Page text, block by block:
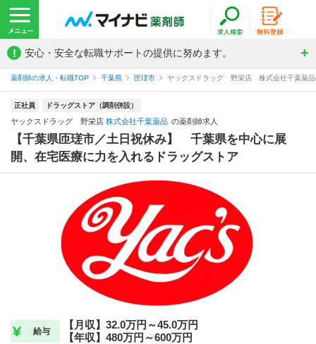
! 安心・安全な転職サポートの提供に努めます。
薬剤師の求人・転職TOP 千葉県 匝瑳市 ヤックスドラッグ 野栄店 株式会社千葉薬品
正社員 ドラッグストア（調剤併設）
ヤックスドラッグ 野栄店 株式会社千葉薬品 の薬剤師求人
【千葉県匝瑳市／土日祝休み】 千葉県を中心に展
開、在宅医療に力を入れるドラッグストア
給与
【月収】32.0万円～45.0万円
【年収】480万円～600万円